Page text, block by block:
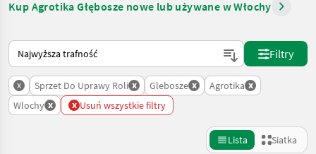
Kup Agrotika Głębosze nowe lub używane w Włochy
Tak sortuje się na Landwirt.com
Filtry
x Sprzet Do Uprawy Roli x Glebosze x Agrotika x
Wlochy x x Usuń wszystkie filtry
Lista Siatka